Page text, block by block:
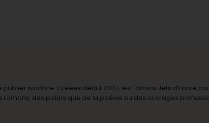
son livre. Créées début 2007, les Éditions Jets d’Encre
romans, des polars que de la poésie ou des ouvrages